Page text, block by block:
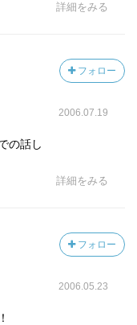
詳細をみる
フォロー
2006.07.19
の話し
詳細をみる
フォロー
2006.05.23